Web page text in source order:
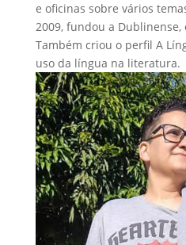
e oficinas sobre vários
2009, fundou a
Também criou o perfil A
uso da língua na literatura.